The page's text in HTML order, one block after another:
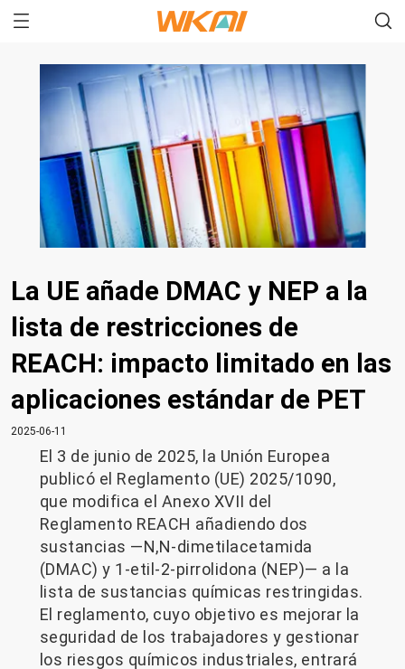
La UE añade DMAC y NEP a la
lista de restricciones de
REACH: impacto limitado en las
aplicaciones estándar de PET
2025-06-11
El 3 de junio de 2025, la Unión Europea
publicó el Reglamento (UE) 2025/1090,
que modifica el Anexo XVII del
Reglamento REACH añadiendo dos
sustancias —N,N-dimetilacetamida
(DMAC) y 1-etil-2-pirrolidona (NEP)— a la
lista de sustancias químicas restringidas.
El reglamento, cuyo objetivo es mejorar la
seguridad de los trabajadores y gestionar
los riesgos químicos industriales, entrará